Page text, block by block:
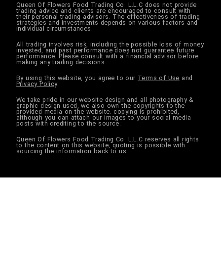
Queen Of Flowers Food Trading Co. L.L.C does not provide
trading advice and clients are encouraged to consult with
their personal trading advisors. The effectiveness of trading
strategies and investments depends on various factors and
individual circumstances.
All trading involves risk, including the possible loss of money
invested, and past performance does not guarantee future
performance. Please consult with a financial advisor before
making any trading decisions.
By using this website, you agree to our Terms of Useand
Privacy Policy.
We take pride in our website design and all photography &
graphic design used, we also own the copyrights to the
provided media on the website. copying is prohibited,
although you can attach our images to your social media
posts with crediting to the source.
Queen Of Flowers Food Trading Co. L.L.C reserves all rights
to the content on this website, quoting is possible with
sourcing the information back to us.